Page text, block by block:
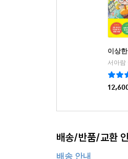
이상
서아람
배송/반품/교환
배송 안내